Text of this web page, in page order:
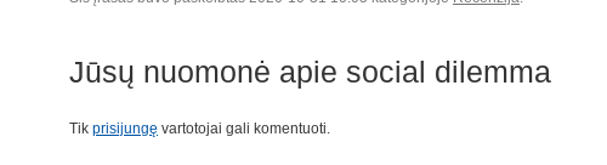
Jūsų nuomonė apie social dilemma
Tik prisijungę vartotojai gali komentuoti.